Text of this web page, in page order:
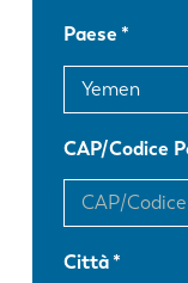
Paese
CAP/Codice
Città
DE